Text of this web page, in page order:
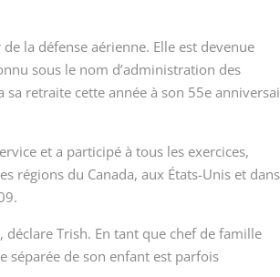
la défense aérienne. Elle est devenue
sous le nom d’administration des
retraite cette année à son 55e
et a participé à tous les exercices,
régions du Canada, aux États-Unis et dans
déclare Trish. En tant que chef de famille
séparée de son enfant est parfois